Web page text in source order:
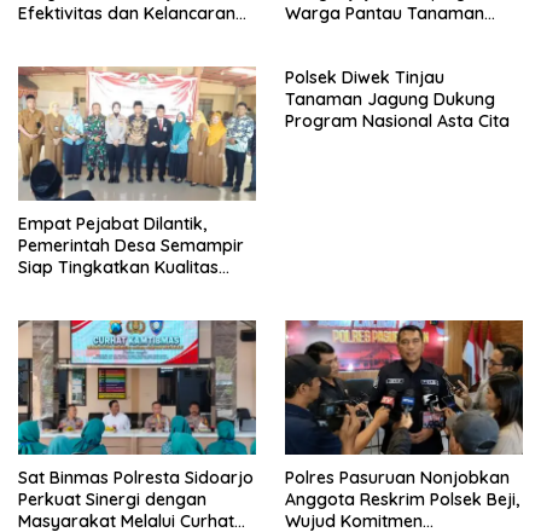
Efektivitas dan Kelancaran
Warga Pantau Tanaman
Empat Pejabat Dilantik,
Pemerintah Desa Semampir
Siap Tingkatkan Kualitas
Polsek Diwek Tinjau
Tanaman Jagung Dukung
Program Nasional Asta Cita
Sat Binmas Polresta Sidoarjo
Perkuat Sinergi dengan
Masyarakat Melalui Curhat
Polres Pasuruan Nonjobkan
Anggota Reskrim Polsek Beji,
Wujud Komitmen